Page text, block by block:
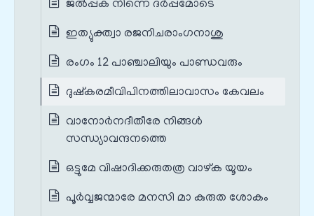
ജൽപ്പക നിന്നെ ദർപ്പമോടെ
ഇത്യുക്ത്വാ രജനിചരാംഗനാശു
രംഗം 12 പാഞ്ചാലിയും പാണ്ഡവരും
ദുഷ്കരമീവിപിനത്തിലാവാസം കേവലം
വാനോർനദീതീരേ നിങ്ങൾ
സന്ധ്യാവന്ദനത്തെ
ഒട്ടുമേ വിഷാദിക്കരുതത്ര വാഴ്ക യൂയം
പൂർവ്വജന്മാരേ മനസി മാ കുരുത ശോകം